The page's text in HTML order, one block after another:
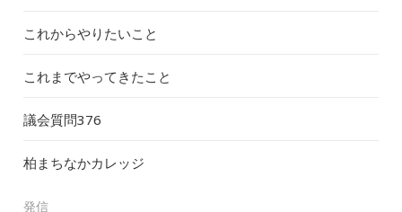
これからやりたいこと
これまでやってきたこと
議会質問376
柏まちなかカレッジ
発信